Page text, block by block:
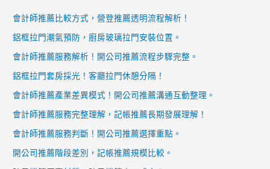
會計師推薦比較方式，營登推薦透明流程解析！
鋁框拉門潮氣預防，廚房玻璃拉門安裝位置。
會計師推薦服務解析！開公司推薦流程步驟完整。
鋁框拉門套房採光！客廳拉門休憩分隔！
會計師推薦產業差異模式！開公司推薦溝通互動整理。
會計師推薦服務完整理解，記帳推薦長期發展理解！
會計師推薦服務判斷！開公司推薦選擇重點。
開公司推薦階段差別，記帳推薦規模比較。